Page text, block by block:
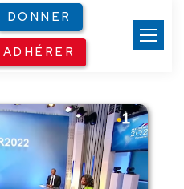
DONNER
ADHÉRER